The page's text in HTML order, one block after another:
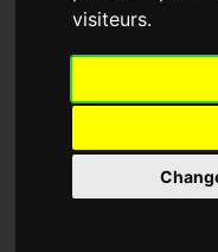
visiteurs.